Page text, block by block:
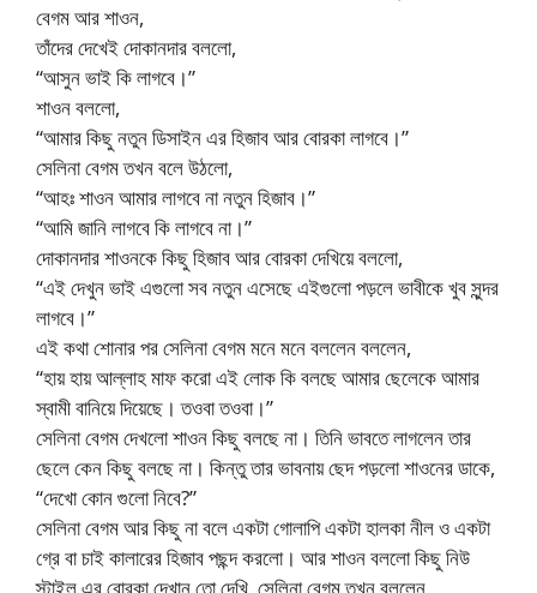
বেগম আর শাওন,
তাঁদের দেখেই দোকানদার বললো,
“আসুন ভাই কি লাগবে।”
শাওন বললো,
“আমার কিছু নতুন ডিসাইন এর হিজাব আর বোরকা লাগবে।”
সেলিনা বেগম তখন বলে উঠলো,
“আহঃ শাওন আমার লাগবে না নতুন হিজাব।”
“আমি জানি লাগবে কি লাগবে না।”
দোকানদার শাওনকে কিছু হিজাব আর বোরকা দেখিয়ে বললো,
“এই দেখুন ভাই এগুলো সব নতুন এসেছে এইগুলো পড়লে ভাবীকে খুব সুন্দর
লাগবে।”
এই কথা শোনার পর সেলিনা বেগম মনে মনে বললেন বললেন,
“হায় হায় আল্লাহ মাফ করো এই লোক কি বলছে আমার ছেলেকে আমার
স্বামী বানিয়ে দিয়েছে। তওবা তওবা।”
সেলিনা বেগম দেখলো শাওন কিছু বলছে না। তিনি ভাবতে লাগলেন তার
ছেলে কেন কিছু বলছে না। কিন্তু তার ভাবনায় ছেদ পড়লো শাওনের ডাকে,
“দেখো কোন গুলো নিবে?”
সেলিনা বেগম আর কিছু না বলে একটা গোলাপি একটা হালকা নীল ও একটা
গ্রে বা চাই কালারের হিজাব পছন্দ করলো। আর শাওন বললো কিছু নিউ
স্টাইল এর বোরকা দেখান তো দেখি, সেলিনা বেগম তখন বললেন,